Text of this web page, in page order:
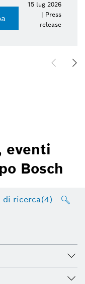
15 lug 2026
| Press
release
eventi
Bosch
di ricerca(4)